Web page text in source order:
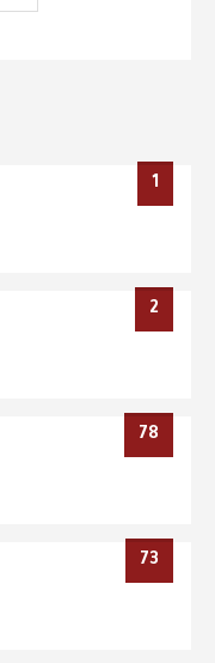
1
2
78
73